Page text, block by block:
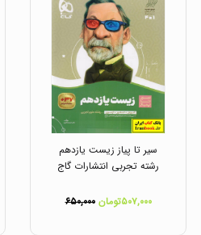
سیر تا پیاز زیست یازدهم
رشته تجربی انتشارات گاج
۵۰۷,۰۰۰تومان ۶۵۰,۰۰۰